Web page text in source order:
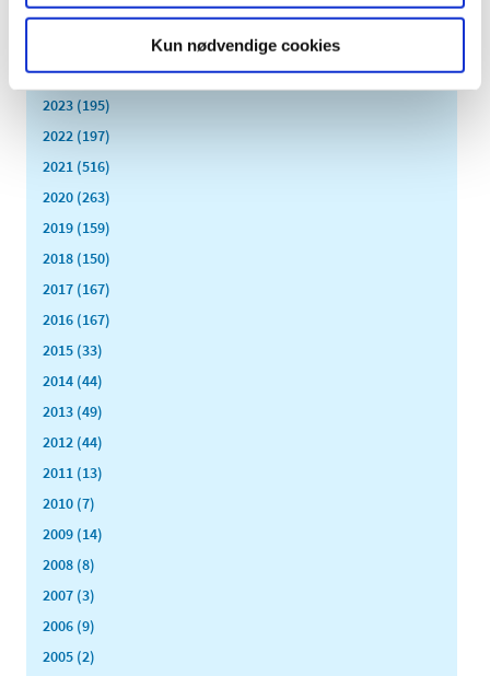
Kun nødvendige cookies
marts (10)
januar (19)
2023 (195)
2022 (197)
2021 (516)
2020 (263)
2019 (159)
2018 (150)
2017 (167)
2016 (167)
2015 (33)
2014 (44)
2013 (49)
2012 (44)
2011 (13)
2010 (7)
2009 (14)
2008 (8)
2007 (3)
2006 (9)
2005 (2)